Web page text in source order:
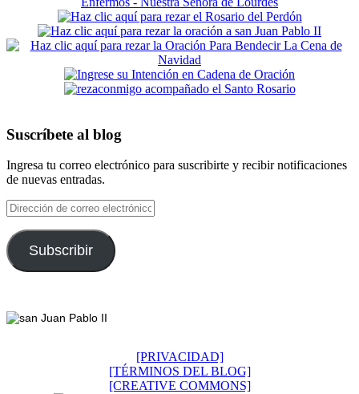
Suscríbete al blog
Ingresa tu correo electrónico para suscribirte y recibir notificaciones
de nuevas entradas.
Dirección
de
correo
electrónico
Subscribir
[PRIVACIDAD]
[TÉRMINOS DEL BLOG]
[CREATIVE COMMONS]